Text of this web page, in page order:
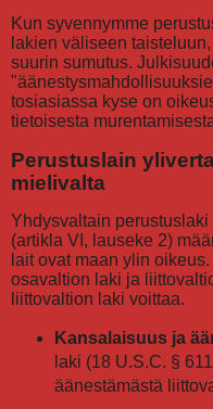
Kun syvennymme
lakien väliseen
suurin sumutus.
tosiasiassa kyse on
tietoisesta
Perustuslain
mielivalta
Yhdysvaltain perustuslaki
(artikla VI, lauseke 2)
lait ovat maan ylin
osavaltion laki ja
liittovaltion laki voittaa.
Kansalaisuus ja
laki (18 U.S.C. §
äänestämästä